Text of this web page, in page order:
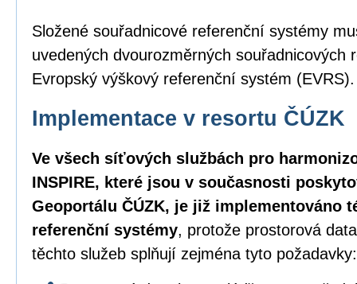
Složené souřadnicové referenční systémy
uvedených dvourozměrných souřadnicových
Evropský výškový referenční systém (EVRS).
Implementace v resortu ČÚZK
Ve všech síťových službách pro
INSPIRE, které jsou v současnosti
Geoportálu ČÚZK, je již implementováno
referenční systémy, protože prostorová
těchto služeb splňují zejména tyto požadavky: